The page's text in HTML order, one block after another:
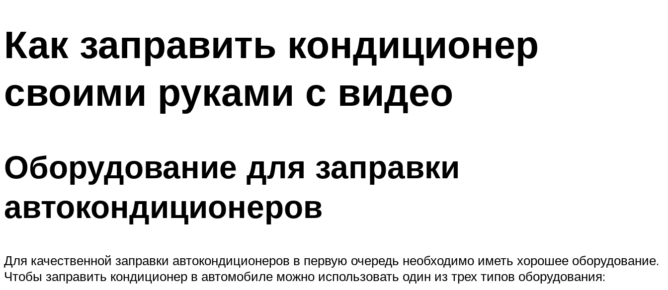
Как заправить кондиционер
своими руками с видео
Оборудование для заправки
автокондиционеров
Для качественной заправки автокондиционеров в первую очередь необходимо иметь хорошее оборудование.
Чтобы заправить кондиционер в автомобиле можно использовать один из трех типов оборудования: